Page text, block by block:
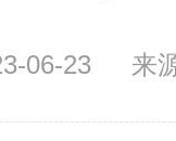
06-23 来